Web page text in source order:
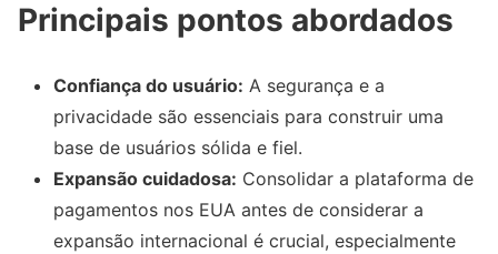
Principais pontos abordados
Confiança do usuário: A segurança e a
privacidade são essenciais para construir uma
base de usuários sólida e fiel.
Expansão cuidadosa: Consolidar a plataforma de
pagamentos nos EUA antes de considerar a
expansão internacional é crucial, especialmente